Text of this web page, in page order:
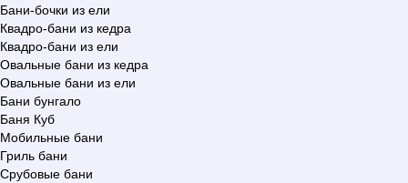
Бани-бочки из ели
Квадро-бани из кедра
Квадро-бани из ели
Овальные бани из кедра
Овальные бани из ели
Бани бунгало
Баня Куб
Мобильные бани
Гриль бани
Срубовые бани